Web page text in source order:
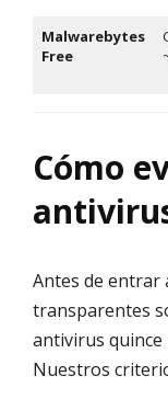
Malwarebytes
Free
Cómo
Antes de entrar
transparentes
antivirus quince
Nuestros